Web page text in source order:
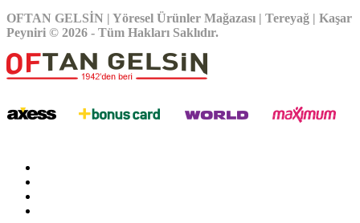
OFTAN GELSİN | Yöresel Ürünler Mağazası | Tereyağ | Kaşar
Peyniri © 2026 - Tüm Hakları Saklıdır.